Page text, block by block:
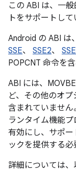
この ABI は、一
トをサポートして
Android の ABI は
SSE、 SSE2、
POPCNT 命令を含
ABI には、
ど、その他のオ
含まれていません
ランタイム機能
有効にし、サポ
ックを提供する必
詳細については、